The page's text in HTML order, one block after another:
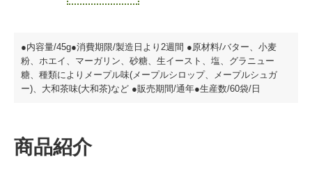
●内容量/45g●消費期限/製造日より2週間 ●原材料/バター、小麦
粉、ホエイ、マーガリン、砂糖、生イースト、塩、グラニュー
糖、種類によりメープル味(メープルシロップ、メープルシュガ
ー)、大和茶味(大和茶)など ●販売期間/通年●生産数/60袋/日
商品紹介